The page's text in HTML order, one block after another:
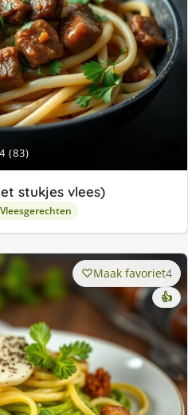
(83)
stukjes vlees)
Vleesgerechten
Maak favoriet4
👍